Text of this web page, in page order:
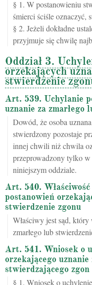
§ 1. W postanowieniu
śmierci ściśle oznaczyć,
§ 2. Jeżeli dokładne
przyjmuje się chwilę
Oddział 3.
orzekających
stwierdzenie
Art. 539. Uchylanie
uznanie za zmarłego
Dowód, że osoba
stwierdzony pozostaje
innej chwili niż chwila
przeprowadzony tylko
niniejszym oddziale.
Art. 540.
postanowień
stwierdzenie zgonu
Właściwy jest sąd,
zmarłego lub
Art. 541. Wniosek o
orzekającego uznanie
stwierdzającego zgon
§ 1. Wniosek o